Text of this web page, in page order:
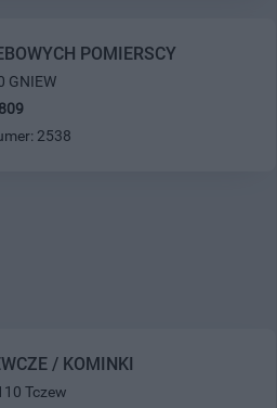
POMIERSCY
GNIEW
2538
/ KOMINKI
Tczew